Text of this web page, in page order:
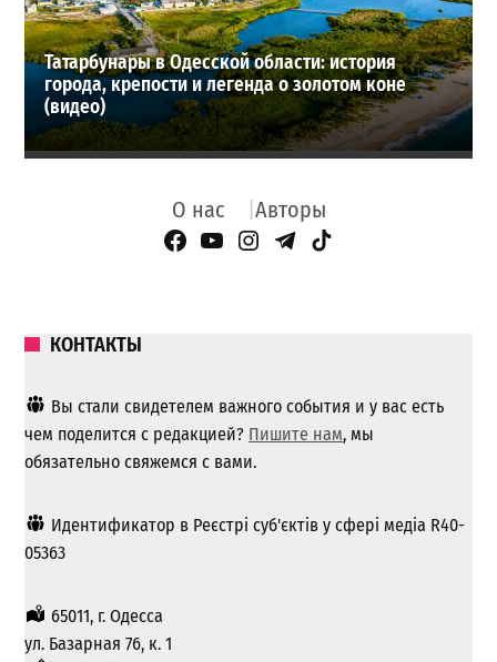
Татарбунары в Одесской области: история
города, крепости и легенда о золотом коне
(видео)
О нас Авторы
Facebook Page
YouTube
Instagram
Telegram
TikTok
КОНТАКТЫ
Вы стали свидетелем важного события и у вас есть
чем поделится с редакцией? Пишите нам, мы
обязательно свяжемся с вами.
Идентификатор в Реєстрі суб'єктів у сфері медіа R40-
05363
65011, г. Одесса
ул. Базарная 76, к. 1